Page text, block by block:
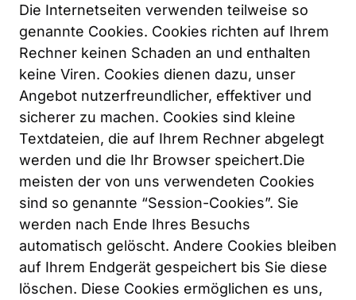
Die Internetseiten verwenden teilweise so
genannte Cookies. Cookies richten auf Ihrem
Rechner keinen Schaden an und enthalten
keine Viren. Cookies dienen dazu, unser
Angebot nutzerfreundlicher, effektiver und
sicherer zu machen. Cookies sind kleine
Textdateien, die auf Ihrem Rechner abgelegt
werden und die Ihr Browser speichert.Die
meisten der von uns verwendeten Cookies
sind so genannte “Session-Cookies”. Sie
werden nach Ende Ihres Besuchs
automatisch gelöscht. Andere Cookies bleiben
auf Ihrem Endgerät gespeichert bis Sie diese
löschen. Diese Cookies ermöglichen es uns,